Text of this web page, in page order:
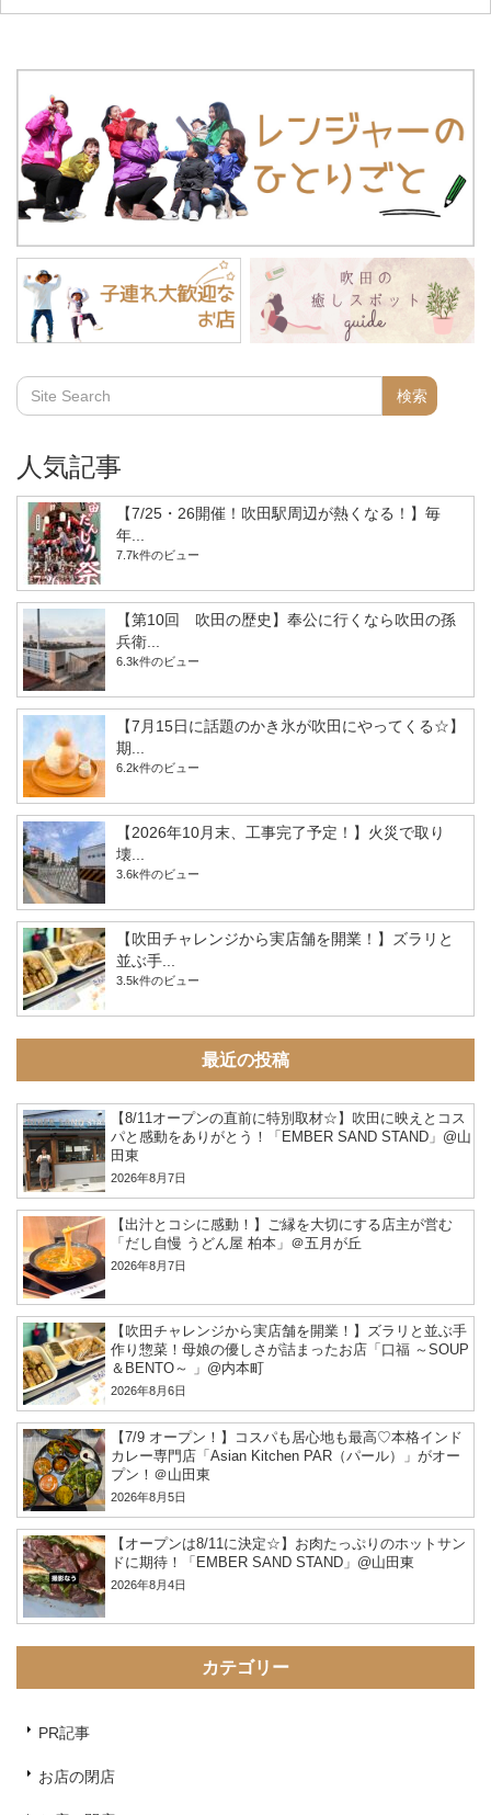
人気記事
【7/25・26開催！吹田駅周辺が熱くなる！】毎
年...
7.7k件のビュー
【第10回 吹田の歴史】奉公に行くなら吹田の孫
兵衛...
6.3k件のビュー
【7月15日に話題のかき氷が吹田にやってくる☆】
期...
6.2k件のビュー
【2026年10月末、工事完了予定！】火災で取り
壊...
3.6k件のビュー
【吹田チャレンジから実店舗を開業！】ズラリと
並ぶ手...
3.5k件のビュー
最近の投稿
【8/11オープンの直前に特別取材☆】吹田に映えとコス
パと感動をありがとう！「EMBER SAND STAND」@山
田東
2026年8月7日
【出汁とコシに感動！】ご縁を大切にする店主が営む
「だし自慢 うどん屋 柏本」＠五月が丘
2026年8月7日
【吹田チャレンジから実店舗を開業！】ズラリと並ぶ手
作り惣菜！母娘の優しさが詰まったお店「口福 ～SOUP
＆BENTO～ 」@内本町
2026年8月6日
【7/9 オープン！】コスパも居心地も最高♡本格インド
カレー専門店「Asian Kitchen PAR（パール）」がオー
プン！＠山田東
2026年8月5日
【オープンは8/11に決定☆】お肉たっぷりのホットサン
ドに期待！「EMBER SAND STAND」@山田東
2026年8月4日
カテゴリー
PR記事
お店の閉店